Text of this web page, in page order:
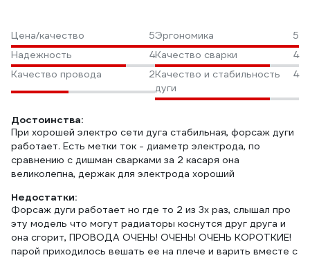
Цена/качество 5Эргономика
5
Надежность
4Качество сварки
4
Качество провода
2Качество и стабильность
дуги
4
Достоинства:
При хорошей электро сети дуга стабильная, форсаж дуги
работает. Есть метки ток - диаметр электрода, по
сравнению с дишман сварками за 2 касаря она
великолепна, держак для электрода хороший
Недостатки:
Форсаж дуги работает но где то 2 из 3х раз, слышал про
эту модель что могут радиаторы коснутся друг друга и
она сгорит, ПРОВОДА ОЧЕНЬ! ОЧЕНЬ! ОЧЕНЬ КОРОТКИЕ!
парой приходилось вешать ее на плече и варить вместе с